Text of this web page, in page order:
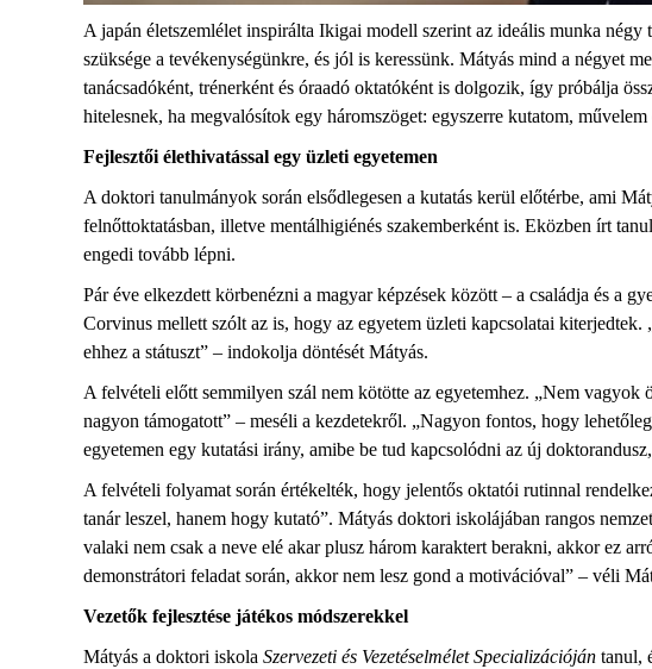
A japán életszemlélet inspirálta Ikigai modell szerint az ideális munka
szüksége a tevékenységünkre, és jól is keressünk. Mátyás mind a négyet
tanácsadóként, trénerként és óraadó oktatóként is dolgozik, így próbálja
hitelesnek, ha megvalósítok egy háromszöget: egyszerre kutatom,
Fejlesztői élethivatással egy üzleti egyetemen
A doktori tanulmányok során elsődlegesen a kutatás kerül előtérbe, ami
felnőttoktatásban, illetve mentálhigiénés szakemberként is. Eközben írt
engedi tovább lépni.
Pár éve elkezdett körbenézni a magyar képzések között – a családja és a
Corvinus mellett szólt az is, hogy az egyetem üzleti kapcsolatai
ehhez a státuszt” – indokolja döntését Mátyás.
A felvételi előtt semmilyen szál nem kötötte az egyetemhez. „Nem
nagyon támogatott” – meséli a kezdetekről. „Nagyon fontos, hogy
egyetemen egy kutatási irány, amibe be tud kapcsolódni az új
A felvételi folyamat során értékelték, hogy jelentős oktatói rutinnal
tanár leszel, hanem hogy kutató”. Mátyás doktori iskolájában rangos
valaki nem csak a neve elé akar plusz három karaktert berakni, akkor ez
demonstrátori feladat során, akkor nem lesz gond a motivációval” – véli
Vezetők fejlesztése játékos módszerekkel
Mátyás a doktori iskola Szervezeti és Vezetéselmélet Specializációján tanul,